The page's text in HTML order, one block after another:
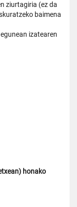
ziurtagiria (ez da
baimena
izatearen
honako